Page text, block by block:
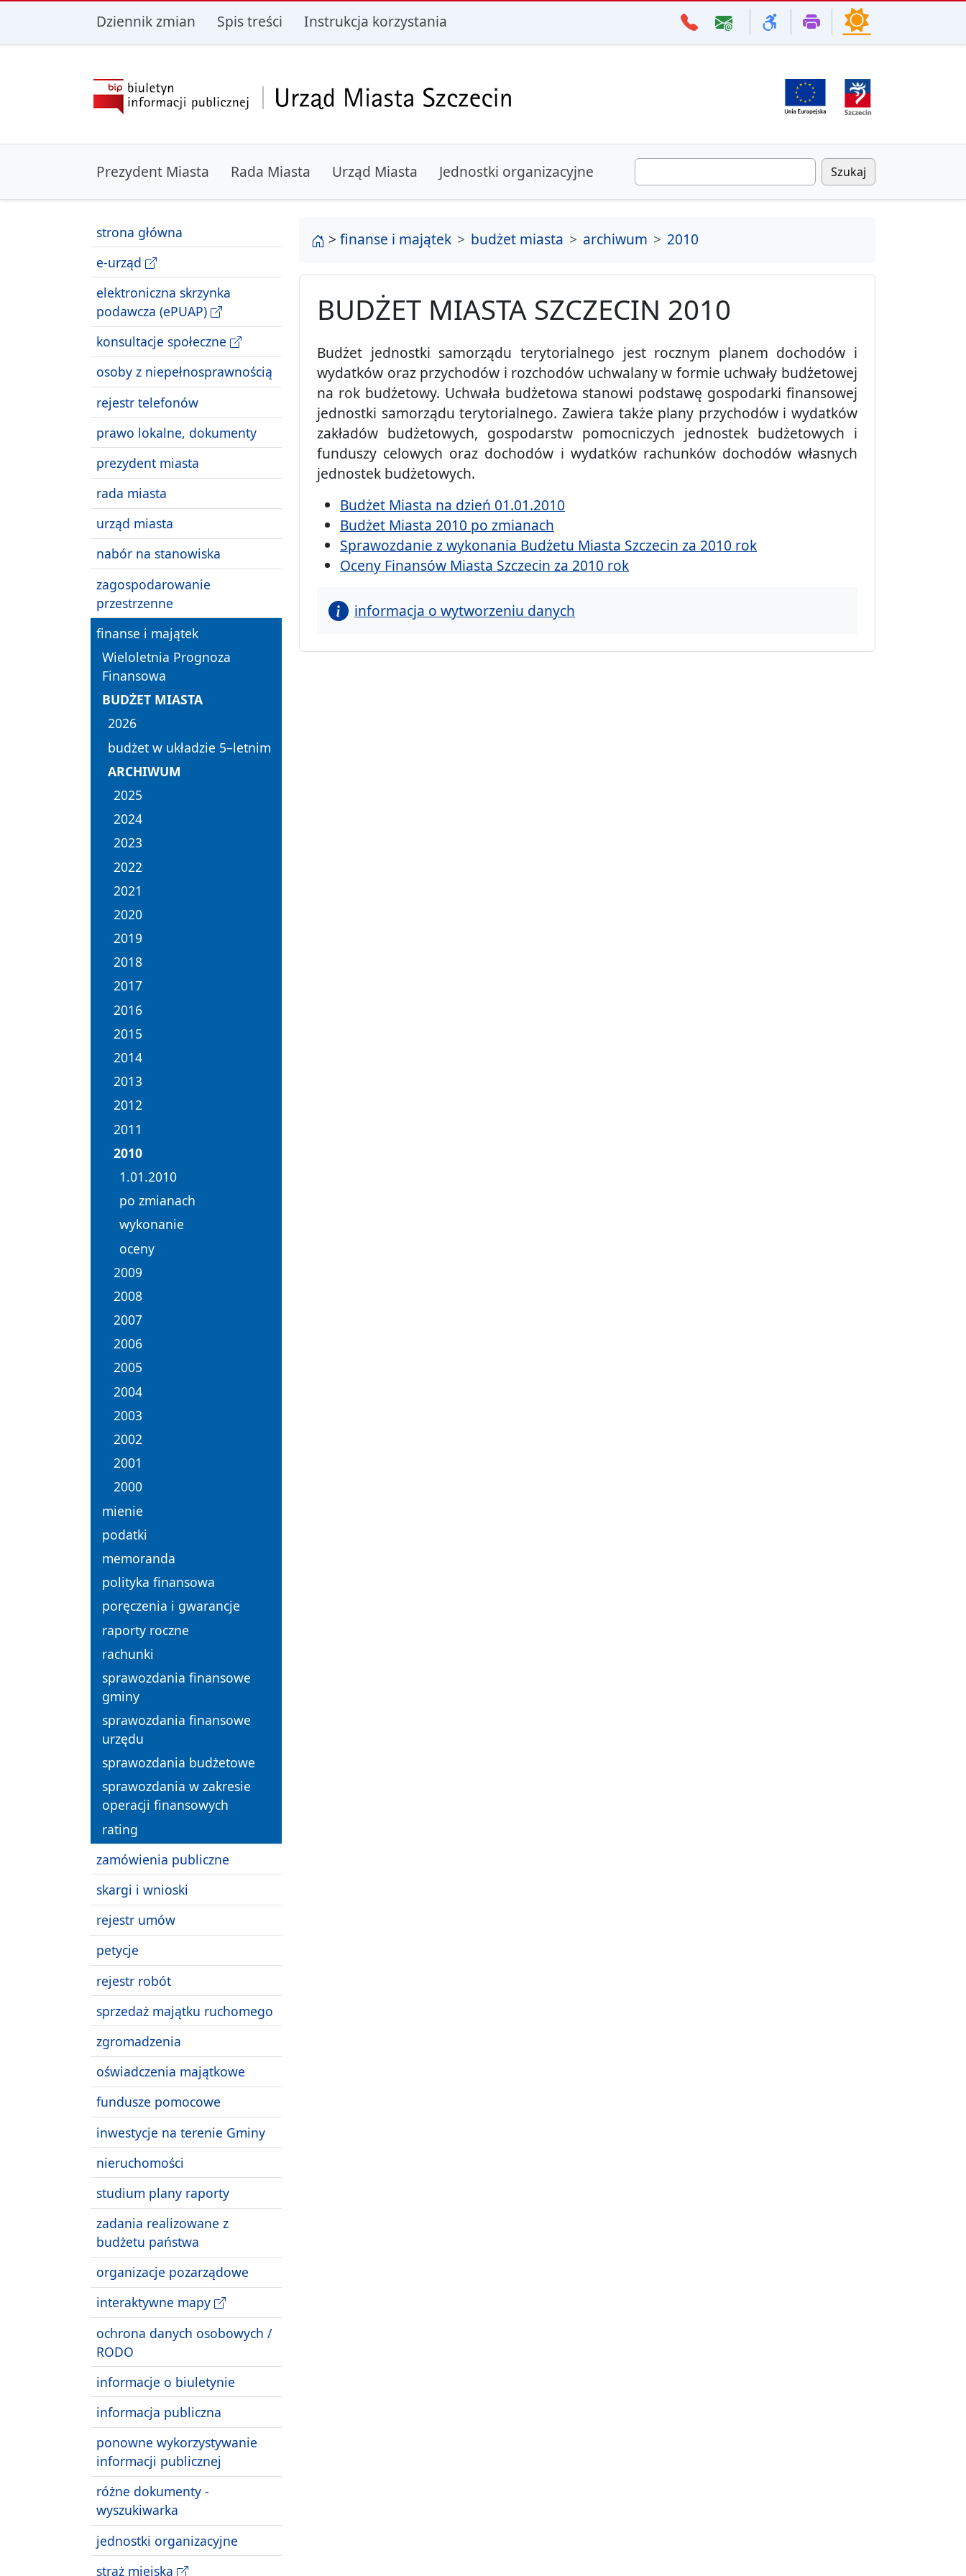
przejdź do głównego menu przejdź do treści
Dziennik zmian Spis treści Instrukcja korzystania
Prezydent Miasta Rada Miasta Urząd Miasta Jednostki organizacyjne Szukaj
strona główna
e-urząd
elektroniczna skrzynka
podawcza (ePUAP)
konsultacje społeczne
osoby z niepełnosprawnością
rejestr telefonów
prawo lokalne, dokumenty
prezydent miasta
rada miasta
urząd miasta
nabór na stanowiska
zagospodarowanie
przestrzenne
finanse i majątek
Wieloletnia Prognoza
Finansowa
BUDŻET MIASTA
2026
budżet w układzie 5–letnim
ARCHIWUM
2025
2024
2023
2022
2021
2020
2019
2018
2017
2016
2015
2014
2013
2012
2011
2010
1.01.2010
po zmianach
wykonanie
oceny
2009
2008
2007
2006
2005
2004
2003
2002
2001
2000
mienie
podatki
memoranda
polityka finansowa
poręczenia i gwarancje
raporty roczne
rachunki
sprawozdania finansowe
gminy
sprawozdania finansowe
urzędu
sprawozdania budżetowe
sprawozdania w zakresie
operacji finansowych
rating
zamówienia publiczne
skargi i wnioski
rejestr umów
petycje
rejestr robót
sprzedaż majątku ruchomego
zgromadzenia
oświadczenia majątkowe
fundusze pomocowe
inwestycje na terenie Gminy
nieruchomości
studium plany raporty
zadania realizowane z
budżetu państwa
organizacje pozarządowe
interaktywne mapy
ochrona danych osobowych /
RODO
informacje o biuletynie
informacja publiczna
ponowne wykorzystywanie
informacji publicznej
różne dokumenty -
wyszukiwarka
jednostki organizacyjne
straż miejska
strona główna
> finanse i majątek budżet miasta archiwum 2010
BUDŻET MIASTA SZCZECIN 2010
Budżet jednostki samorządu terytorialnego jest rocznym planem dochodów i
wydatków oraz przychodów i rozchodów uchwalany w formie uchwały budżetowej
na rok budżetowy. Uchwała budżetowa stanowi podstawę gospodarki finansowej
jednostki samorządu terytorialnego. Zawiera także plany przychodów i wydatków
zakładów budżetowych, gospodarstw pomocniczych jednostek budżetowych i
funduszy celowych oraz dochodów i wydatków rachunków dochodów własnych
jednostek budżetowych.
Budżet Miasta na dzień 01.01.2010
Budżet Miasta 2010 po zmianach
Sprawozdanie z wykonania Budżetu Miasta Szczecin za 2010 rok
Oceny Finansów Miasta Szczecin za 2010 rok
informacja o wytworzeniu danych